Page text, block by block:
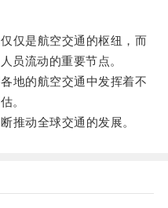
是航空交通的枢纽，而
员流动的重要节点。
的航空交通中发挥着不
。
动全球交通的发展。